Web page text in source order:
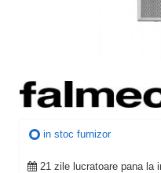
in stoc furnizor
21 zile lucratoare pana la